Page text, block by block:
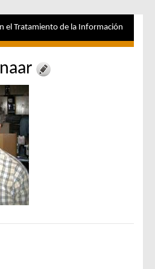
el Tratamiento de la Información